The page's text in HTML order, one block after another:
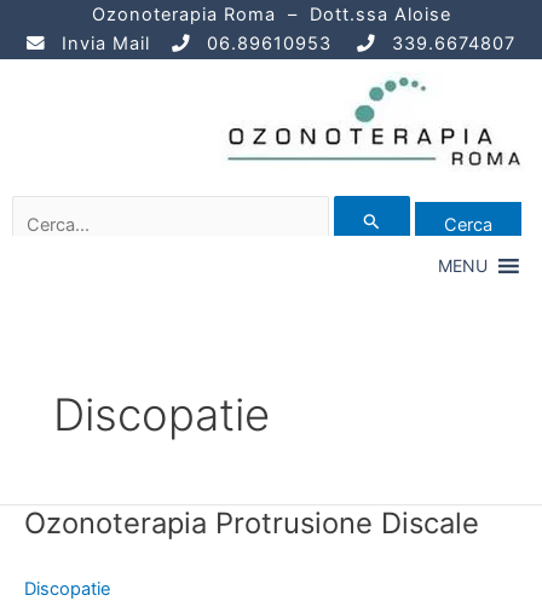
Ozonoterapia Roma – Dott.ssa Aloise
Invia Mail
06.89610953 339.6674807
MENU
Discopatie
Ozonoterapia Protrusione Discale
Discopatie
Ozonoterapia
Discale
Paginazione
articoli